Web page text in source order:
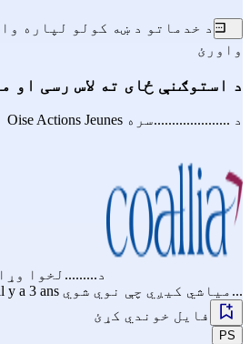
د خدماتو د ښه کولو لپاره
واورئ
د استوګنې ځای ته لاس رسی او
د .....................سره Oise Actions Jeunes
د.........لخوا
...میاشي کیږي چې نوي شوي il y a 3 ans
فایل خوندي کړئ
PS